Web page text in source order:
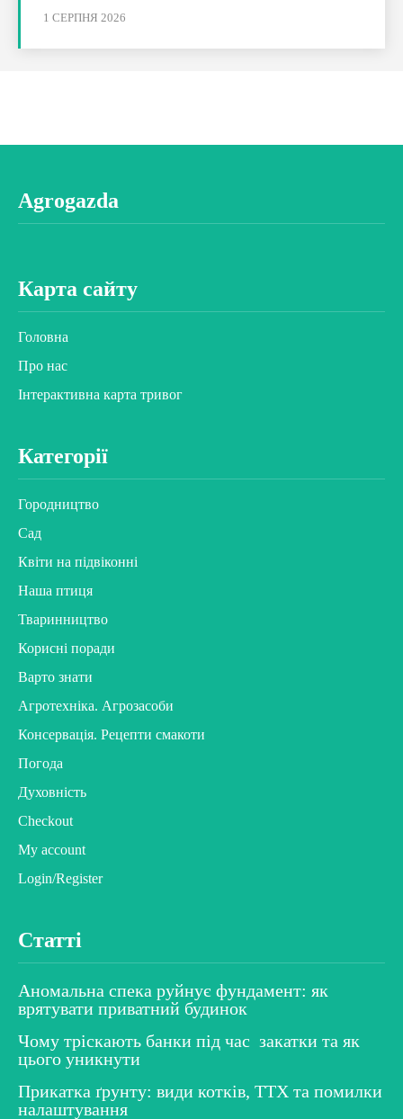
1 СЕРПНЯ 2026
Agrogazda
Карта сайту
Головна
Про нас
Інтерактивна карта тривог
Категорії
Городництво
Сад
Квіти на підвіконні
Наша птиця
Тваринництво
Корисні поради
Варто знати
Агротехніка. Агрозасоби
Консервація. Рецепти смакоти
Погода
Духовність
Checkout
My account
Login/Register
Статті
Аномальна спека руйнує фундамент: як
врятувати приватний будинок
Чому тріскають банки під час закатки та як
цього уникнути
Прикатка ґрунту: види котків, ТТХ та помилки
налаштування